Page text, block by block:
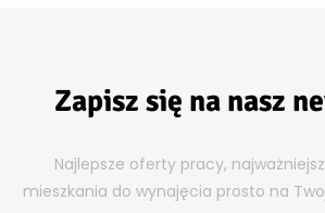
Zapisz się na nasz
Najlepsze oferty pracy,
mieszkania do wynajęcia prosto na